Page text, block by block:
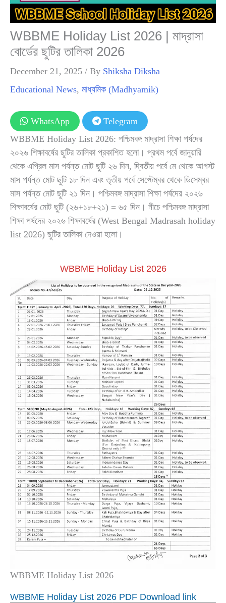
WBBME Holiday List 2026 | মাদ্রাসা
বোর্ডের ছুটির তালিকা 2026
December 21, 2025 / By Shiksha Diksha
Educational News, মাধ্যমিক (Madhyamik)
WhatsApp
Telegram
WBBME Holiday List 2026: পশ্চিমবঙ্গ মাদ্রাসা শিক্ষা পর্ষদের
২০২৬ শিক্ষাবর্ষের ছুটির তালিকা প্রকাশিত হলো। প্রথম পর্বে জানুয়ারি
থেকে এপ্রিল মাস পর্যন্ত মোট ছুটি ২৬ দিন, দ্বিতীয় পর্বে মে থেকে আগস্ট
মাস পর্যন্ত মোট ছুটি ১৮ দিন এবং তৃতীয় পর্বে সেপ্টেম্বর থেকে ডিসেম্বর
মাস পর্যন্ত মোট ছুটি ২১ দিন। পশ্চিমবঙ্গ মাদ্রাসা শিক্ষা পর্ষদের ২০২৬
শিক্ষাবর্ষের মোট ছুটি (২৬+১৮+২১) = ৬৫ দিন। নীচে পশ্চিমবঙ্গ মাদ্রাসা
শিক্ষা পর্ষদের ২০২৬ শিক্ষাবর্ষের (West Bengal Madrasah holiday
list 2026) ছুটির তালিকা দেওয়া হলো।
WBBME Holiday List 2026
WBBME Holiday List 2026
WBBME Holiday List 2026 PDF Download link